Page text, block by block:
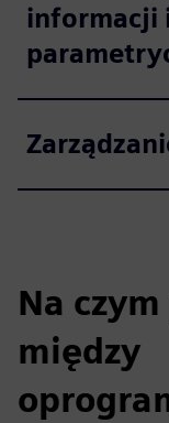
informacji
Na
między